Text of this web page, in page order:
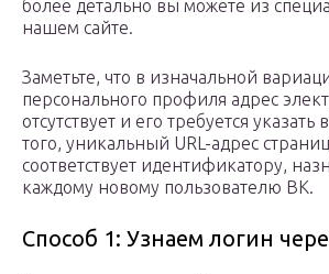
более детально вы можете из
нашем сайте.
Заметьте, что в изначальной
персонального профиля адрес
отсутствует и его требуется
того, уникальный URL-адрес
соответствует идентификатору,
каждому новому пользователю ВК.
Способ 1: Узнаем логин